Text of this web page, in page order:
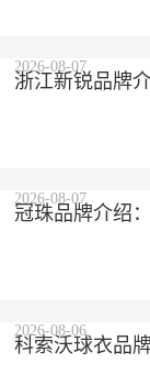
浙江新锐品牌
2026-08-07
冠珠品牌介绍
2026-08-07
科索沃球衣品
2026-08-06